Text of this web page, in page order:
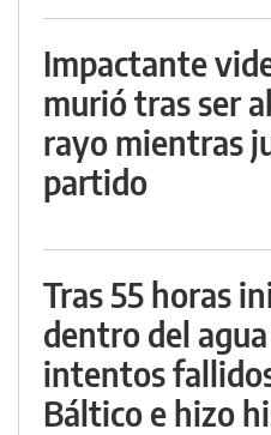
Impactante
murió tras ser
rayo mientras
partido
Tras 55 horas
dentro del
intentos
Báltico e hizo